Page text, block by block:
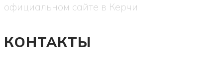
официальном сайте в Керчи
КОНТАКТЫ